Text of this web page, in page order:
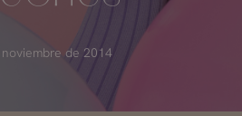
de 2014